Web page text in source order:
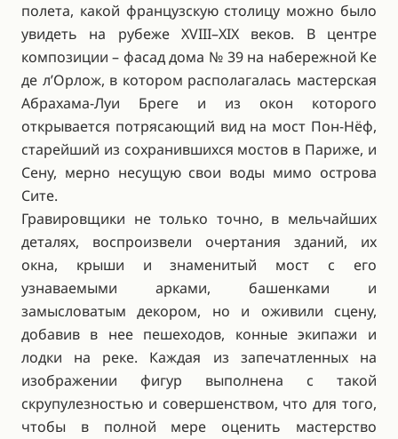
полета, какой французскую столицу можно было
увидеть на рубеже XVIII–XIX веков. В центре
композиции – фасад дома № 39 на набережной Ке
де л’Орлож, в котором располагалась мастерская
Абрахама-Луи Бреге и из окон которого
открывается потрясающий вид на мост Пон-Нёф,
старейший из сохранившихся мостов в Париже, и
Сену, мерно несущую свои воды мимо острова
Сите.
Гравировщики не только точно, в мельчайших
деталях, воспроизвели очертания зданий, их
окна, крыши и знаменитый мост с его
узнаваемыми арками, башенками и
замысловатым декором, но и оживили сцену,
добавив в нее пешеходов, конные экипажи и
лодки на реке. Каждая из запечатленных на
изображении фигур выполнена с такой
скрупулезностью и совершенством, что для того,
чтобы в полной мере оценить мастерство